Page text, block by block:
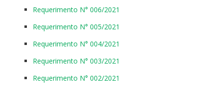
Requerimento N° 006/2021
Requerimento N° 005/2021
Requerimento N° 004/2021
Requerimento N° 003/2021
Requerimento N° 002/2021